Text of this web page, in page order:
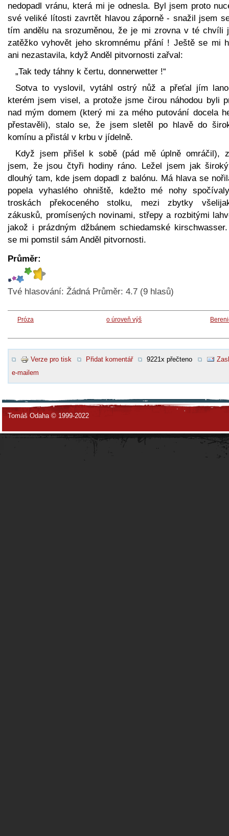
nedopadl vránu, která mi je odnesla. Byl jsem proto
své veliké lítosti zavrtět hlavou záporně - snažil jsem
tím andělu na srozuměnou, že je mi zrovna v té chvíli
zatěžko vyhovět jeho skromnému přání ! Ještě se mi
ani nezastavila, když Anděl pitvornosti zařval:
„Tak tedy táhny k čertu, donnerwetter !“
Sotva to vyslovil, vytáhl ostrý nůž a přeťal jím
kterém jsem visel, a protože jsme čirou náhodou byli
nad mým domem (který mi za mého putování docela
přestavěli), stalo se, že jsem sletěl po hlavě do
komínu a přistál v krbu v jídelně.
Když jsem přišel k sobě (pád mě úplně omráčil),
jsem, že jsou čtyři hodiny ráno. Ležel jsem jak
dlouhý tam, kde jsem dopadl z balónu. Má hlava se
popela vyhaslého ohniště, kdežto mé nohy
troskách překoceného stolku, mezi zbytky
zákusků, promísených novinami, střepy a rozbitými
jakož i prázdným džbánem schiedamské
se mi pomstil sám Anděl pitvornosti.
Průměr:
Tvé hlasování: Žádná Průměr: 4.7 (9 hlasů)
Próza o úroveň výš
Verze pro tisk Přidat komentář 9221x přečteno
e-mailem
Tomáš Odaha © 1999-2022